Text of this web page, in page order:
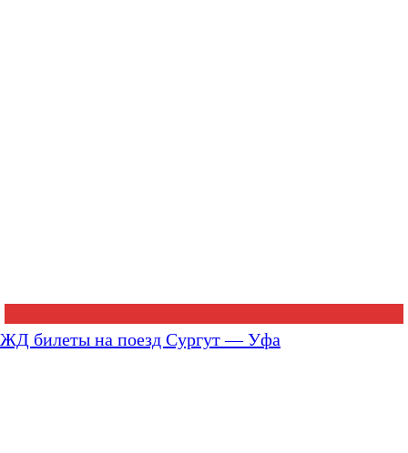
ЖД билеты на поезд Сургут — Уфа